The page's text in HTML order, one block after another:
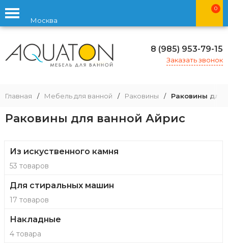
Москва
0
8 (985) 953-79-15
Заказать звонок
Главная / Мебель для ванной / Раковины / Раковины для
Раковины для ванной Айрис
Из искуственного камня
53 товаров
Для стиральных машин
17 товаров
Накладные
4 товара